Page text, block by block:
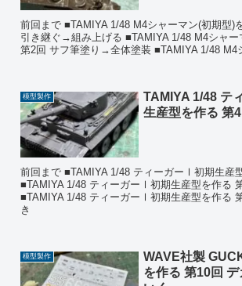
前回まで ■TAMIYA 1/48 M4シャーマン(初期型)
引き継ぐ→組み上げる ■TAMIYA 1/48 M4シャー
第2回 サフ筆塗り→全体塗装 ■TAMIYA 1/48 M4
模型製作
TAMIYA 1/48 テ
生産型を作る 第
前回まで ■TAMIYA 1/48 ティーガーⅠ初期生産
■TAMIYA 1/48 ティーガーⅠ初期生産型を作る
■TAMIYA 1/48 ティーガーⅠ初期生産型を作る
き
模型製作
WAVE社製
を作る 第10回